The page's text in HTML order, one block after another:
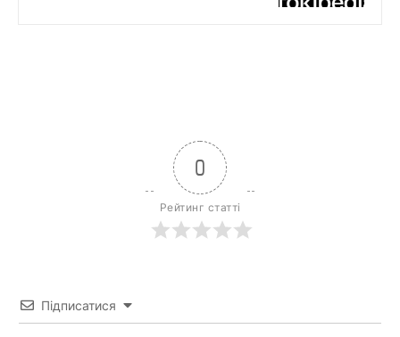
0
Рейтинг статті
Підписатися